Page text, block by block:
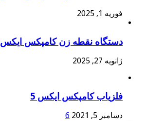
فوریه 1, 2025
دستگاه نقطه زن کامپکس ایکس5
ژانویه 27, 2025
فلزیاب کامپکس ایکس 5
دسامبر 5, 2021 6